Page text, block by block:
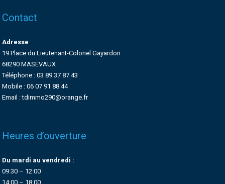
Contact
Adresse
19 Place du Lieutenant-Colonel Gayardon
68290 MASEVAUX
Téléphone : 03 89 37 87 43
Mobile : 06 07 91 88 44
Email : tdimmo290@orange.fr
Heures d’ouverture
Du mardi au vendredi :
09:30 – 12:00
14:00 – 18:00